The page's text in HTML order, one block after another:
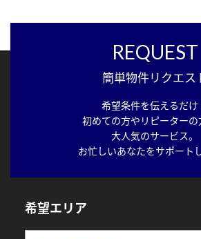
REQUEST
簡単物件リクエス
希望条件を伝えるだけ
初めての方やリピーターの
大人気のサービス。
お忙しいあなたをサポート
希望エリア